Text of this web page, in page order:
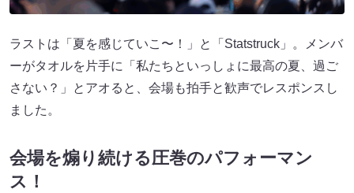
ラストは「夏を感じていこ〜！」と「Statstruck」。メンバ
ーがタオルを片手に「私たちといっしょに最高の夏、過ご
さない？」とアオると、会場も拍手と歓声でレスポンスし
ました。
会場を煽り続ける圧巻のパフォーマン
ス！